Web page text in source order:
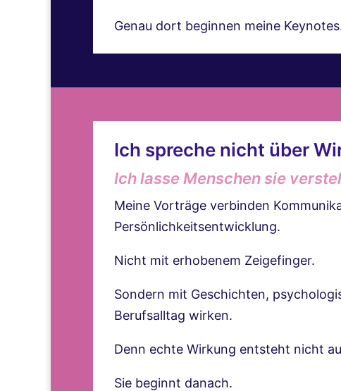
Genau dort beginnen meine
Ich spreche nicht über
Ich lasse Menschen sie
Meine Vorträge verbinden
Persönlichkeitsentwicklung.
Nicht mit erhobenem Zeigefinger.
Sondern mit Geschichten,
Berufsalltag wirken.
Denn echte Wirkung entsteht nicht
Sie beginnt danach.